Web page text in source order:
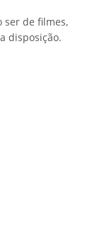
ser de filmes,
disposição.